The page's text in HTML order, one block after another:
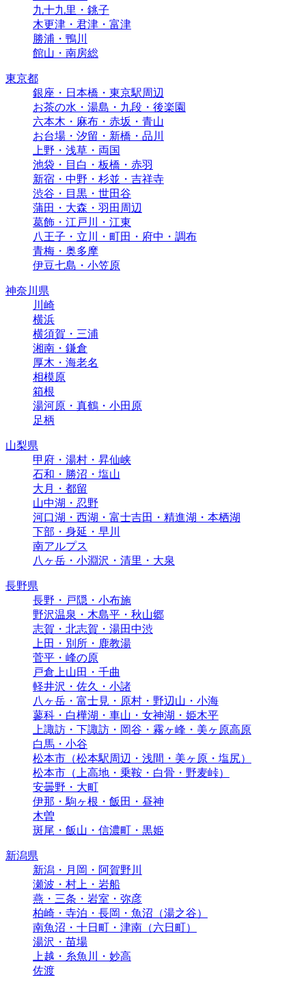
九十九里・銚子
木更津・君津・富津
勝浦・鴨川
館山・南房総
東京都
銀座・日本橋・東京駅周辺
お茶の水・湯島・九段・後楽園
六本木・麻布・赤坂・青山
お台場・汐留・新橋・品川
上野・浅草・両国
池袋・目白・板橋・赤羽
新宿・中野・杉並・吉祥寺
渋谷・目黒・世田谷
蒲田・大森・羽田周辺
葛飾・江戸川・江東
八王子・立川・町田・府中・調布
青梅・奥多摩
伊豆七島・小笠原
神奈川県
川崎
横浜
横須賀・三浦
湘南・鎌倉
厚木・海老名
相模原
箱根
湯河原・真鶴・小田原
足柄
山梨県
甲府・湯村・昇仙峡
石和・勝沼・塩山
大月・都留
山中湖・忍野
河口湖・西湖・富士吉田・精進湖・本栖湖
下部・身延・早川
南アルプス
八ヶ岳・小淵沢・清里・大泉
長野県
長野・戸隠・小布施
野沢温泉・木島平・秋山郷
志賀・北志賀・湯田中渋
上田・別所・鹿教湯
菅平・峰の原
戸倉上山田・千曲
軽井沢・佐久・小諸
八ヶ岳・富士見・原村・野辺山・小海
蓼科・白樺湖・車山・女神湖・姫木平
上諏訪・下諏訪・岡谷・霧ヶ峰・美ヶ原高原
白馬・小谷
松本市（松本駅周辺・浅間・美ヶ原・塩尻）
松本市（上高地・乗鞍・白骨・野麦峠）
安曇野・大町
伊那・駒ヶ根・飯田・昼神
木曽
斑尾・飯山・信濃町・黒姫
新潟県
新潟・月岡・阿賀野川
瀬波・村上・岩船
燕・三条・岩室・弥彦
柏崎・寺泊・長岡・魚沼（湯之谷）
南魚沼・十日町・津南（六日町）
湯沢・苗場
上越・糸魚川・妙高
佐渡